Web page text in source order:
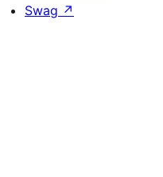
Swag ↗